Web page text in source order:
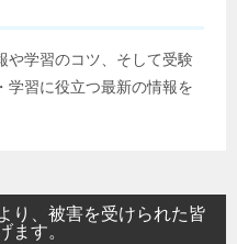
や学習のコツ、そして受験
学習に役立つ最新の情報を
り、被害を受けられた皆
ます。